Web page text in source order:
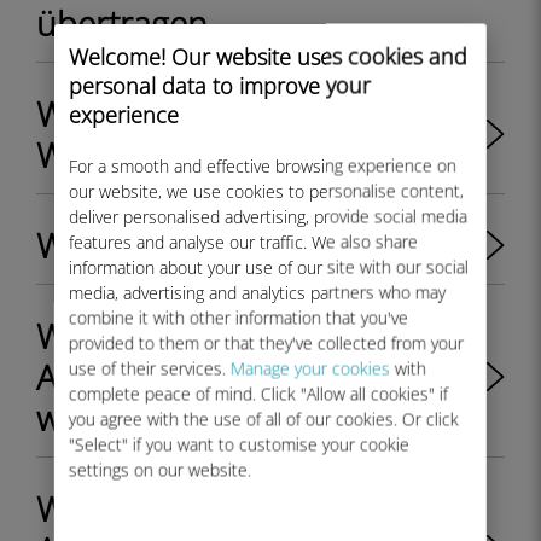
Welcome! Our website uses cookies and
personal data to improve your
experience
For a smooth and effective browsing experience on
our website, we use cookies to personalise content,
deliver personalised advertising, provide social media
features and analyse our traffic. We also share
information about your use of our site with our social
media, advertising and analytics partners who may
combine it with other information that you've
provided to them or that they've collected from your
use of their services. Manage your cookies with
complete peace of mind. Click "Allow all cookies" if
you agree with the use of all of our cookies. Or click
"Select" if you want to customise your cookie
settings on our website.
übertragen
Wie benutzt man den Ubigi
WELCOME10 Promo-Code?
What is the Ubigi App?
Was du über Ubigi eSIM-
Angebote und -Dienste
wissen musst
Was Sie über Ubigi eSIM-